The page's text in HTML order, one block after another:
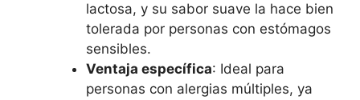
lactosa, y su sabor suave la hace bien
tolerada por personas con estómagos
sensibles.
Ventaja específica: Ideal para
personas con alergias múltiples, ya